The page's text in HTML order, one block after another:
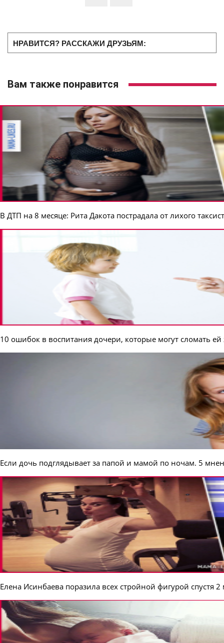
НРАВИТСЯ? РАССКАЖИ ДРУЗЬЯМ:
Вам также понравится
В ДТП на 8 месяце: Рита Дакота пострадала от лихого
10 ошибок в воспитания дочери, которые могут сломать
Если дочь подглядывает за папой и мамой по ночам. 5
Елена Исинбаева поразила всех стройной фигурой спустя